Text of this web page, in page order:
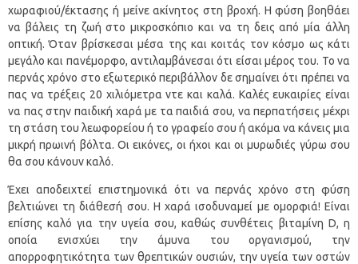
χωραφιού/έκτασης ή μείνε ακίνητος στη βροχή. Η φύση βοηθάει
να βάλεις τη ζωή στο μικροσκόπιο και να τη δεις από μία άλλη
οπτική. Όταν βρίσκεσαι μέσα της και κοιτάς τον κόσμο ως κάτι
μεγάλο και πανέμορφο, αντιλαμβάνεσαι ότι είσαι μέρος του. Το να
περνάς χρόνο στο εξωτερικό περιβάλλον δε σημαίνει ότι πρέπει να
πας να τρέξεις 20 χιλιόμετρα ντε και καλά. Καλές ευκαιρίες είναι
να πας στην παιδική χαρά με τα παιδιά σου, να περπατήσεις μέχρι
τη στάση του λεωφορείου ή το γραφείο σου ή ακόμα να κάνεις μια
μικρή πρωινή βόλτα. Οι εικόνες, οι ήχοι και οι μυρωδιές γύρω σου
θα σου κάνουν καλό.
Έχει αποδειχτεί επιστημονικά ότι να περνάς χρόνο στη φύση
βελτιώνει τη διάθεσή σου. Η χαρά ισοδυναμεί με ομορφιά! Είναι
επίσης καλό για την υγεία σου, καθώς συνθέτεις βιταμίνη D, η
οποία ενισχύει την άμυνα του οργανισμού, την
απορροφητικότητα των θρεπτικών ουσιών, την υγεία των οστών